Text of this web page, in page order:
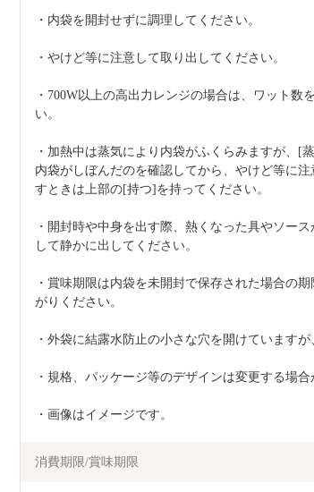
・内袋を開封せずに調理してください。
・やけど等に注意して取り出してください。
・700W以上の高出力レンジの場合は、ワット数
い。
・加熱中は蒸気により内袋がふくらみますが、[
内袋がしぼんだのを確認してから、やけど等に
すときは上部の[持つ]を持ってください。
・開封時や中身を出す際、熱くなった具やソー
して静かに出してください。
・賞味期限は内袋を未開封で保存された場合の
がりください。
・外袋に結露水防止の小さな穴を開けています
・規格、パッケージ等のデザインは変更する場
・画像はイメージです。
消費期限/賞味期限